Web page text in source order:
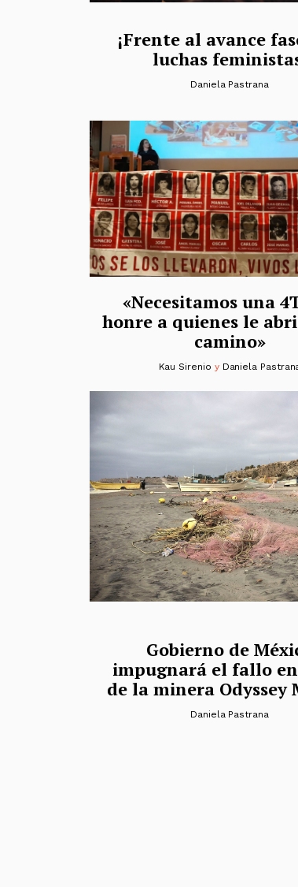
¡Frente al avance
luchas
Daniela Pastrana
«Necesitamos una
honre a quienes le
camino»
Kau Sirenio y Daniela
Gobierno de
impugnará el fallo
de la minera Odyssey
Daniela Pastrana